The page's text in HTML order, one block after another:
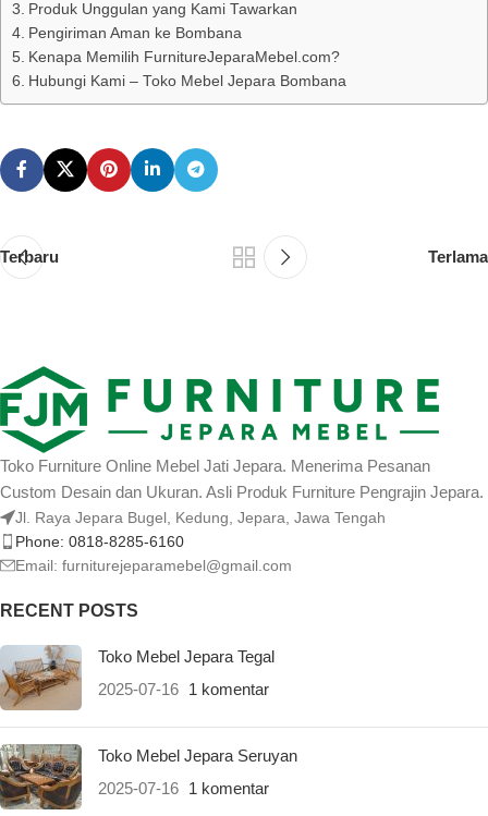
Produk Unggulan yang Kami Tawarkan
Pengiriman Aman ke Bombana
Kenapa Memilih FurnitureJeparaMebel.com?
Hubungi Kami – Toko Mebel Jepara Bombana
Terbaru Terlama
Toko Furniture Online Mebel Jati Jepara. Menerima Pesanan
Custom Desain dan Ukuran. Asli Produk Furniture Pengrajin Jepara.
Jl. Raya Jepara Bugel, Kedung, Jepara, Jawa Tengah
Phone: 0818-8285-6160
Email: furniturejeparamebel@gmail.com
RECENT POSTS
Toko Mebel Jepara Tegal
2025-07-16 1 komentar
Toko Mebel Jepara Seruyan
2025-07-16 1 komentar